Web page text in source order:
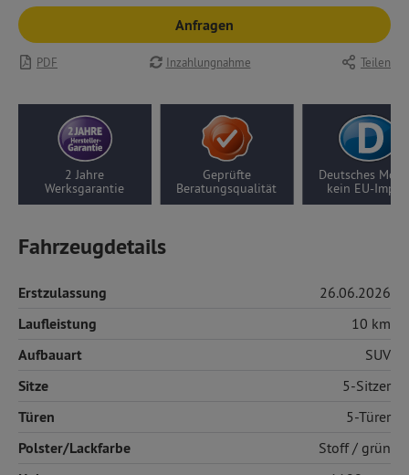
Anfragen
PDF Inzahlungnahme Teilen
2 Jahre
Werksgarantie
Geprüfte
Beratungsqualität
Deutsches
kein EU-
Fahrzeugdetails
Erstzulassung 26.06.2026
Laufleistung 10 km
Aufbauart SUV
Sitze 5-Sitzer
Türen 5-Türer
Polster/Lackfarbe Stoff/ grün